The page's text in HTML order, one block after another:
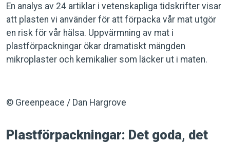
En analys av 24 artiklar i vetenskapliga tidskrifter visar
att plasten vi använder för att förpacka vår mat utgör
en risk för vår hälsa. Uppvärmning av mat i
plastförpackningar ökar dramatiskt mängden
mikroplaster och kemikalier som läcker ut i maten.
© Greenpeace / Dan Hargrove
Plastförpackningar: Det goda, det